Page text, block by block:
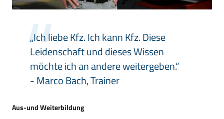
„Ich liebe Kfz. Ich kann Kfz. Diese
Leidenschaft und dieses Wissen
möchte ich an andere weitergeben.“
- Marco Bach, Trainer
Aus-und Weiterbildung